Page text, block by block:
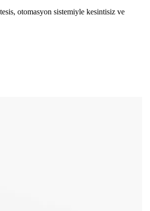
otomasyon sistemiyle kesintisiz ve